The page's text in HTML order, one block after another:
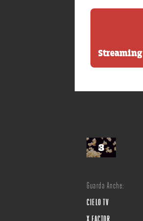
Streaming
Guarda Anche:
CIELO TV
X FACTOR